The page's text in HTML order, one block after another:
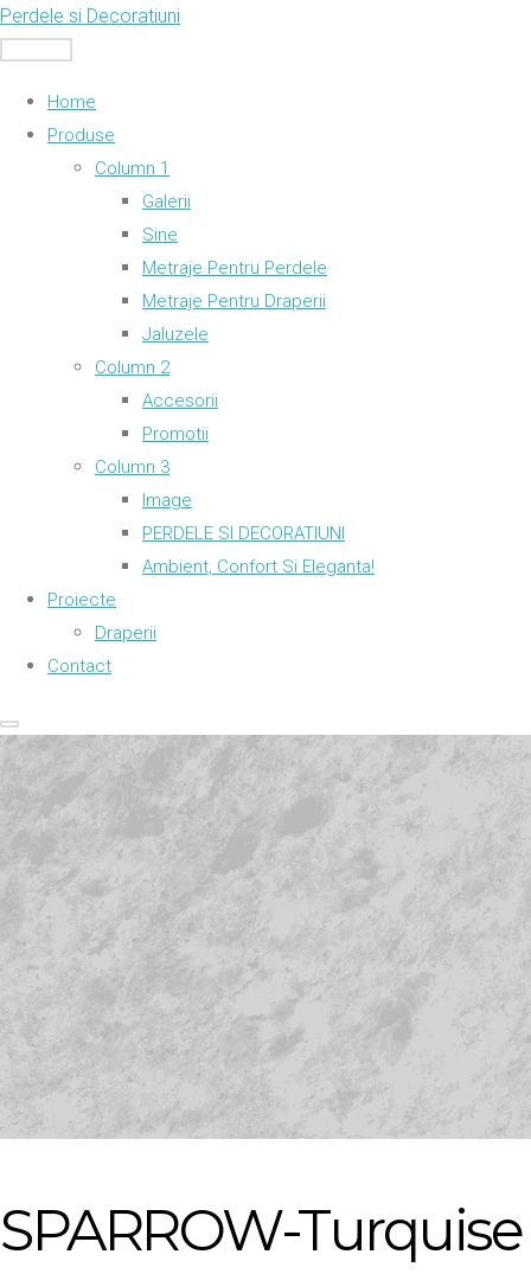
Skip
to
Perdele si Decoratiuni
Home
Produse
Column 1
Galerii
Sine
Metraje Pentru Perdele
Metraje Pentru Draperii
Jaluzele
Column 2
Accesorii
Promotii
Column 3
Image
PERDELE SI DECORATIUNI
Ambient, Confort Si Eleganta!
Proiecte
Draperii
Contact
SPARROW-Turquise